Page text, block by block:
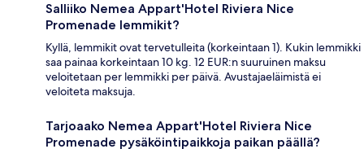
Salliiko Nemea Appart'Hotel Riviera Nice
Promenade lemmikit?
Kyllä, lemmikit ovat tervetulleita (korkeintaan 1). Kukin lemmikki
saa painaa korkeintaan 10 kg. 12 EUR:n suuruinen maksu
veloitetaan per lemmikki per päivä. Avustajaeläimistä ei
veloiteta maksuja.
Tarjoaako Nemea Appart'Hotel Riviera Nice
Promenade pysäköintipaikkoja paikan päällä?